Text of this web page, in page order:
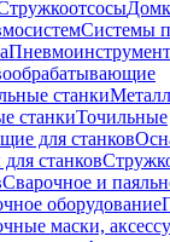
Системы
Пневмоинструмент
станки
станкиТочильные
для станков
станков
Сварочное и
оборудование
маски,